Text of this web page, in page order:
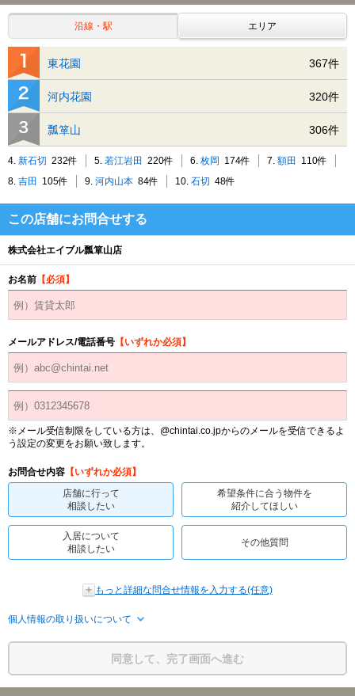
沿線・駅 エリア
東花園 367件
河内花園 320件
瓢箪山 306件
4. 新石切 232件 5. 若江岩田 220件 6. 枚岡 174件 7. 額田 110件
8. 吉田 105件 9. 河内山本 84件 10. 石切 48件
この店舗にお問合せする
株式会社エイブル瓢箪山店
お名前 【必須】
メールアドレス/電話番号 【いずれか必須】
※メール受信制限をしている方は、@chintai.co.jpからのメールを受信できるよ
う設定の変更をお願い致します。
お問合せ内容 【いずれか必須】
店舗に行って
相談したい
希望条件に合う物件を
紹介してほしい
入居について
相談したい
その他質問
もっと詳細な問合せ情報を入力する(任意)
個人情報の取り扱いについて
同意して、完了画面へ進む